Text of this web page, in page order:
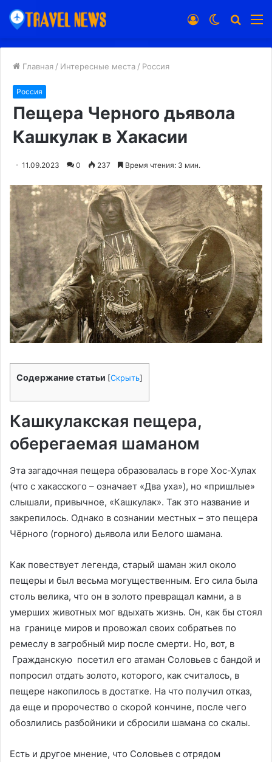
Switch
Войти
Главная / Интересные места / Россия
Россия
Пещера Черного дьявола
Кашкулак в Хакасии
11.09.2023 0 237 Время чтения: 3 мин.
Содержание статьи [Скрыть]
Кашкулакская пещера,
оберегаемая шаманом
Эта загадочная пещера образовалась в горе Хос-Хулах
(что с хакасского – означает «Два уха»), но «пришлые»
слышали, привычное, «Кашкулак». Так это название и
закрепилось. Однако в сознании местных – это пещера
Чёрного (горного) дьявола или Белого шамана.
Как повествует легенда, старый шаман жил около
пещеры и был весьма могущественным. Его сила была
столь велика, что он в золото превращал камни, а в
умерших животных мог вдыхать жизнь. Он, как бы стоял
на границе миров и провожал своих собратьев по
ремеслу в загробный мир после смерти. Но, вот, в
Гражданскую посетил его атаман Соловьев с бандой и
попросил отдать золото, которого, как считалось, в
пещере накопилось в достатке. На что получил отказ,
да еще и пророчество о скорой кончине, после чего
обозлились разбойники и сбросили шамана со скалы.
Есть и другое мнение, что Соловьев с отрядом